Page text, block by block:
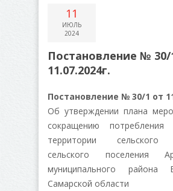
11
ИЮЛЬ
2024
Постановление № 30/
11.07.2024г.
Постановление № 30/1 от
Об утверждении плана
сокращению
территории сельского
сельского поселения
муниципального района
Самарской области